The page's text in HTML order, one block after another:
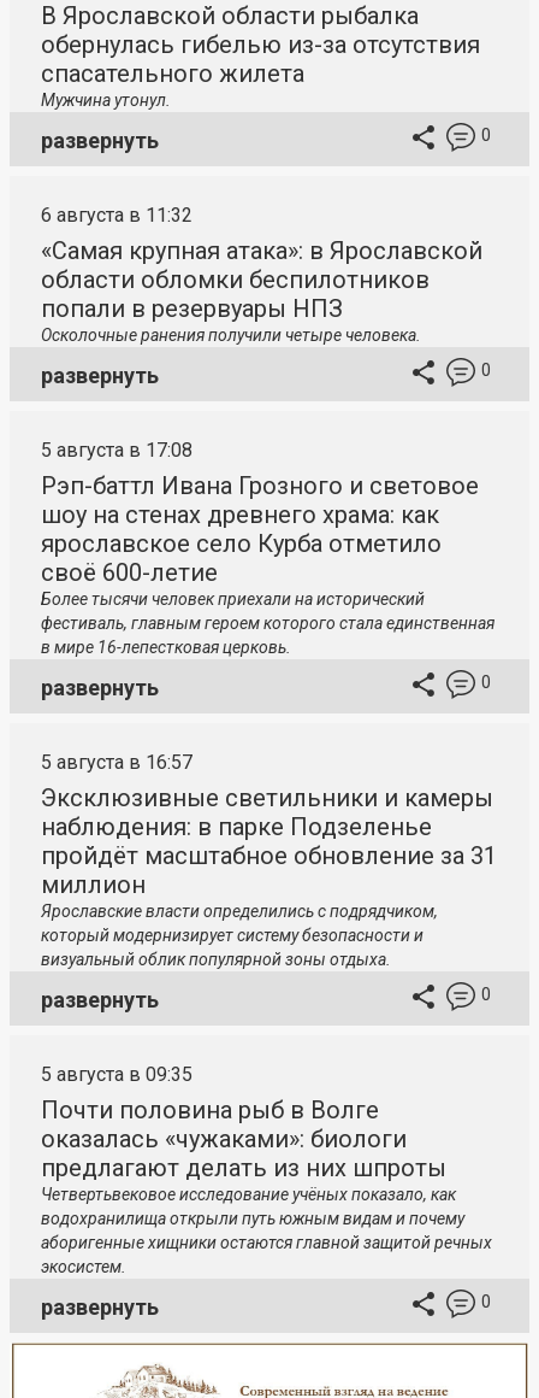
В Ярославской области рыбалка
обернулась гибелью из-за отсутствия
спасательного жилета
Мужчина утонул.
развернуть 0
6 августа в 11:32
«Самая крупная атака»: в Ярославской
области обломки беспилотников
попали в резервуары НПЗ
Осколочные ранения получили четыре человека.
развернуть 0
5 августа в 17:08
Рэп-баттл Ивана Грозного и световое
шоу на стенах древнего храма: как
ярославское село Курба отметило
своё 600-летие
Более тысячи человек приехали на исторический
фестиваль, главным героем которого стала единственная
в мире 16-лепестковая церковь.
развернуть 0
5 августа в 16:57
Эксклюзивные светильники и камеры
наблюдения: в парке Подзеленье
пройдёт масштабное обновление за 31
миллион
Ярославские власти определились с подрядчиком,
который модернизирует систему безопасности и
визуальный облик популярной зоны отдыха.
развернуть 0
5 августа в 09:35
Почти половина рыб в Волге
оказалась «чужаками»: биологи
предлагают делать из них шпроты
Четвертьвековое исследование учёных показало, как
водохранилища открыли путь южным видам и почему
аборигенные хищники остаются главной защитой речных
экосистем.
развернуть 0